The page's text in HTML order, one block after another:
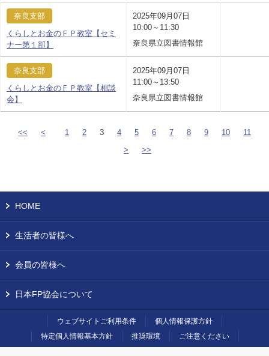
奈良支部
くらしとお金のＦＰ教室【セミ
ナー第１部】
2025年09月07日
10:00～11:30
奈良県立図書情報館
奈良支部
くらしとお金のＦＰ教室【相談
会】
2025年09月07日
11:00～13:50
奈良県立図書情報館
<< < 1 2 3 4 5 6 7 8 9 10
11
>
>>
HOME
生活者の皆様へ
会員の皆様へ
日本FP協会について
ウェブサイトご利用条件
個人情報保護方針
特定個人情報基本方針
推奨環境 ご注意ください